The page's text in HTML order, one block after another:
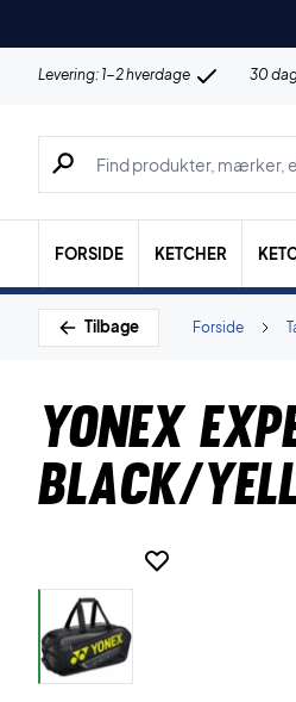
Levering: 1-2 hverdage 30
Søg efter produkter, mærker
FORSIDE KETCHER
Tilbage Forside
Yonex
Black/